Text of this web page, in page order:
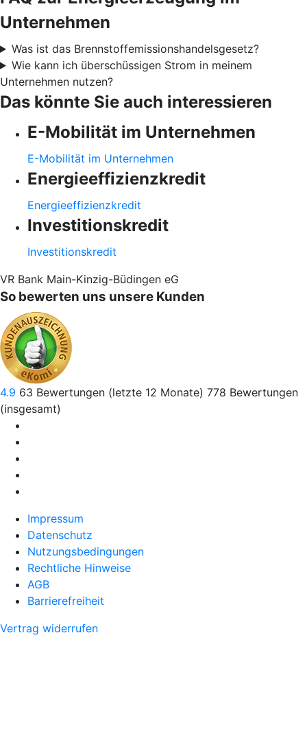
Unternehmen
Was ist das Brennstoffemissionshandelsgesetz?
Wie kann ich überschüssigen Strom in meinem
Unternehmen nutzen?
Das könnte Sie auch interessieren
E-Mobilität im Unternehmen
E-Mobilität im Unternehmen
Energieeffizienzkredit
Energieeffizienzkredit
Investitionskredit
Investitionskredit
VR Bank Main-Kinzig-Büdingen eG
So bewerten uns unsere Kunden
4.9 63 Bewertungen (letzte 12 Monate) 778 Bewertungen
(insgesamt)
Impressum
Datenschutz
Nutzungsbedingungen
Rechtliche Hinweise
AGB
Barrierefreiheit
Vertrag widerrufen